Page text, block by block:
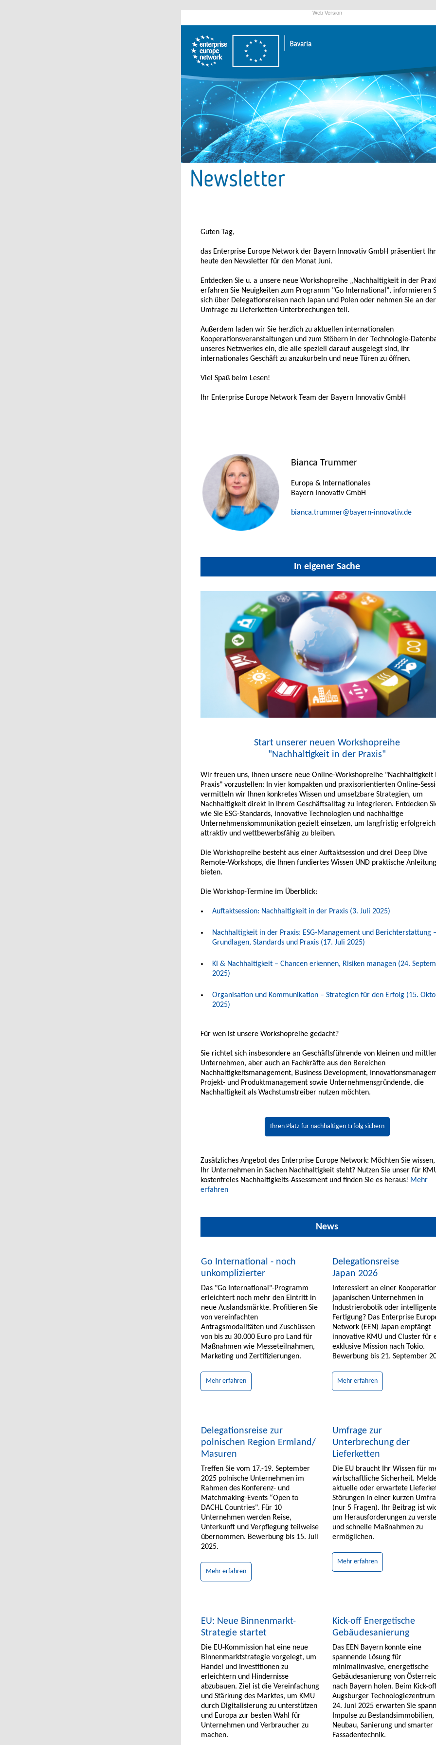
Web Version
Guten Tag,
das Enterprise Europe Network der Bayern Innovativ GmbH präsentiert
heute den Newsletter für den Monat Juni.
Entdecken Sie u. a unsere neue Workshopreihe „Nachhaltigkeit in der
erfahren Sie Neuigkeiten zum Programm "Go International", informieren
sich über Delegationsreisen nach Japan und Polen oder nehmen Sie an der
Umfrage zu Lieferketten-Unterbrechungen teil.
Außerdem laden wir Sie herzlich zu aktuellen internationalen
Kooperationsveranstaltungen und zum Stöbern in der Technologie-
unseres Netzwerkes ein, die alle speziell darauf ausgelegt sind, Ihr
internationales Geschäft zu anzukurbeln und neue Türen zu öffnen.
Viel Spaß beim Lesen!
Ihr Enterprise Europe Network Team der Bayern Innovativ GmbH
Bianca Trummer
Europa & Internationales
Bayern Innovativ GmbH
bianca.trummer@bayern-innovativ.de
In eigener Sache
Start unserer neuen Workshopreihe
"Nachhaltigkeit in der Praxis"
Wir freuen uns, Ihnen unsere neue Online-Workshopreihe "Nachhaltigkeit
Praxis" vorzustellen: In vier kompakten und praxisorientierten Online-
vermitteln wir Ihnen konkretes Wissen und umsetzbare Strategien, um
Nachhaltigkeit direkt in Ihrem Geschäftsalltag zu integrieren. Entdecken
wie Sie ESG-Standards, innovative Technologien und nachhaltige
Unternehmenskommunikation gezielt einsetzen, um langfristig
attraktiv und wettbewerbsfähig zu bleiben.
Die Workshopreihe besteht aus einer Auftaktsession und drei Deep Dive
Remote-Workshops, die Ihnen fundiertes Wissen UND praktische
bieten.
Die Workshop-Termine im Überblick:
Auftaktsession: Nachhaltigkeit in der Praxis (3. Juli 2025)
Nachhaltigkeit in der Praxis: ESG-Management und Berichterstattung –
Grundlagen, Standards und Praxis (17. Juli 2025)
KI & Nachhaltigkeit – Chancen erkennen, Risiken managen (24.
2025)
Organisation und Kommunikation – Strategien für den Erfolg (15.
2025)
Für wen ist unsere Workshopreihe gedacht?
Sie richtet sich insbesondere an Geschäftsführende von kleinen und
Unternehmen, aber auch an Fachkräfte aus den Bereichen
Nachhaltigkeitsmanagement, Business Development,
Projekt- und Produktmanagement sowie Unternehmensgründende, die
Nachhaltigkeit als Wachstumstreiber nutzen möchten.
Ihren Platz für nachhaltigen Erfolg sichern
Zusätzliches Angebot des Enterprise Europe Network: Möchten Sie
Ihr Unternehmen in Sachen Nachhaltigkeit steht? Nutzen Sie unser für
kostenfreies Nachhaltigkeits-Assessment und finden Sie es heraus! Mehr
erfahren
News
Go International - noch
unkomplizierter
Das "Go International"-Programm
erleichtert noch mehr den Eintritt in
neue Auslandsmärkte. Profitieren Sie
von vereinfachten
Antragsmodalitäten und Zuschüssen
von bis zu 30.000 Euro pro Land für
Maßnahmen wie Messeteilnahmen,
Marketing und Zertifizierungen.
Mehr erfahren
Delegationsreise
Japan 2026
Interessiert an einer
japanischen Unternehmen in
Industrierobotik oder
Fertigung? Das Enterprise
Network (EEN) Japan empfängt
innovative KMU und Cluster für
exklusive Mission nach Tokio.
Bewerbung bis 21. September
Mehr erfahren
Delegationsreise zur
polnischen Region Ermland/
Masuren
Treffen Sie vom 17.-19. September
2025 polnische Unternehmen im
Rahmen des Konferenz- und
Matchmaking-Events “Open to
DACHL Countries". Für 10
Unternehmen werden Reise,
Unterkunft und Verpflegung teilweise
übernommen. Bewerbung bis 15. Juli
2025.
Mehr erfahren
Umfrage zur
Unterbrechung der
Lieferketten
Die EU braucht Ihr Wissen für
wirtschaftliche Sicherheit.
aktuelle oder erwartete
Störungen in einer kurzen
(nur 5 Fragen). Ihr Beitrag ist
um Herausforderungen zu
und schnelle Maßnahmen zu
ermöglichen.
Mehr erfahren
EU: Neue Binnenmarkt-
Strategie startet
Die EU-Kommission hat eine neue
Binnenmarktstrategie vorgelegt, um
Handel und Investitionen zu
erleichtern und Hindernisse
abzubauen. Ziel ist die Vereinfachung
und Stärkung des Marktes, um KMU
durch Digitalisierung zu unterstützen
und Europa zur besten Wahl für
Unternehmen und Verbraucher zu
machen.
Kick-off Energetische
Gebäudesanierung
Das EEN Bayern konnte eine
spannende Lösung für
minimalinvasive, energetische
Gebäudesanierung von
nach Bayern holen. Beim Kick-
Augsburger
24. Juni 2025 erwarten Sie
Impulse zu Bestandsimmobilien,
Neubau, Sanierung und smarter
Fassadentechnik.